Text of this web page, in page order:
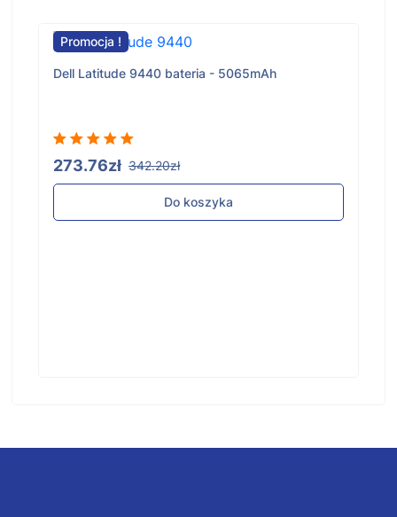
Promocja !
Dell Latitude 9440 bateria - 5065mAh
273.76zł 342.20zł
Do koszyka